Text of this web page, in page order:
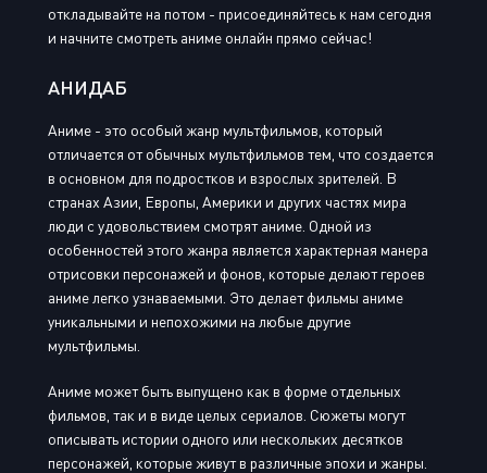
откладывайте на потом - присоединяйтесь к нам сегодня
и начните смотреть аниме онлайн прямо сейчас!
АНИДАБ
Аниме - это особый жанр мультфильмов, который
отличается от обычных мультфильмов тем, что создается
в основном для подростков и взрослых зрителей. В
странах Азии, Европы, Америки и других частях мира
люди с удовольствием смотрят аниме. Одной из
особенностей этого жанра является характерная манера
отрисовки персонажей и фонов, которые делают героев
аниме легко узнаваемыми. Это делает фильмы аниме
уникальными и непохожими на любые другие
мультфильмы.
Аниме может быть выпущено как в форме отдельных
фильмов, так и в виде целых сериалов. Сюжеты могут
описывать истории одного или нескольких десятков
персонажей, которые живут в различные эпохи и жанры.